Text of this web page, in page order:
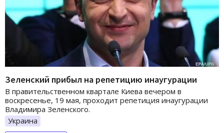
Зеленский прибыл на репетицию инаугурации
В правительственном квартале Киева вечером в
воскресенье, 19 мая, проходит репетиция инаугурации
Владимира Зеленского.
Украина